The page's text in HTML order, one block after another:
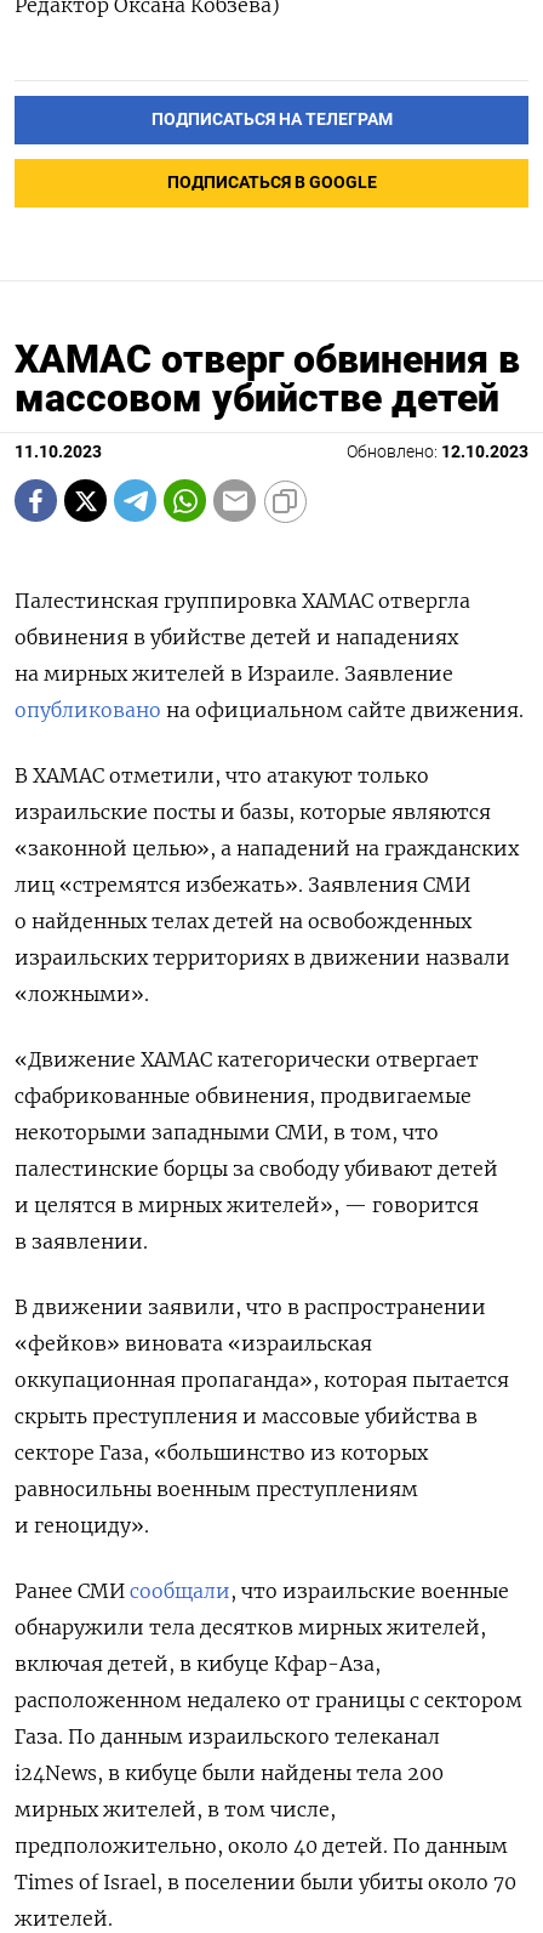
Редактор Оксана Кобзева)
ПОДПИСАТЬСЯ НА ТЕЛЕГРАМ
ПОДПИСАТЬСЯ В GOOGLE
ХАМАС отверг обвинения в
массовом убийстве детей
11.10.2023 Обновлено: 12.10.2023
Палестинская группировка ХАМАС отвергла
обвинения в убийстве детей и нападениях
на мирных жителей в Израиле. Заявление
опубликовано на официальном сайте движения.
В ХАМАС отметили, что атакуют только
израильские посты и базы, которые являются
«законной целью», а нападений на гражданских
лиц «стремятся избежать». Заявления СМИ
о найденных телах детей на освобожденных
израильских территориях в движении назвали
«ложными».
«Движение ХАМАС категорически отвергает
сфабрикованные обвинения, продвигаемые
некоторыми западными СМИ, в том, что
палестинские борцы за свободу убивают детей
и целятся в мирных жителей», — говорится
в заявлении.
В движении заявили, что в распространении
«фейков» виновата «израильская
оккупационная пропаганда», которая пытается
скрыть преступления и массовые убийства в
секторе Газа, «большинство из которых
равносильны военным преступлениям
и геноциду».
Ранее СМИ сообщали, что израильские военные
обнаружили тела десятков мирных жителей,
включая детей, в кибуце Кфар-Аза,
расположенном недалеко от границы с сектором
Газа. По данным израильского телеканал
i24News, в кибуце были найдены тела 200
мирных жителей, в том числе,
предположительно, около 40 детей. По данным
Times of Israel, в поселении были убиты около 70
жителей.